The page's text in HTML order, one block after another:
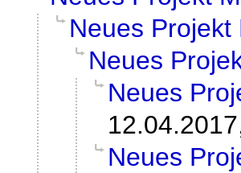
Neues Projekt
Neues
Neues
Neues